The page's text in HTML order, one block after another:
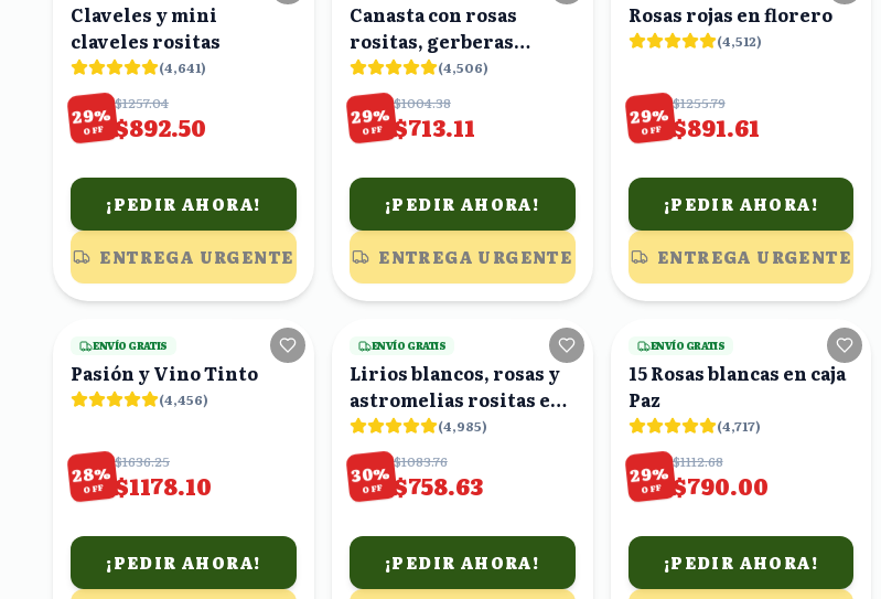
Claveles y mini
claveles rositas
(4,641)
29%
OFF
$1257.04
$892.50
¡PEDIR AHORA!
ENTREGA URGENTE
Canasta con rosas
rositas, gerberas
amarillas y astromelias
blancas
(4,506)
29%
OFF
$1004.38
$713.11
¡PEDIR AHORA!
ENTREGA URGENTE
Rosas rojas en florero
(4,512)
29%
OFF
$1255.79
$891.61
¡PEDIR AHORA!
ENTREGA URGENTE
16viendo
ENVÍO GRATIS
Pasión y Vino Tinto
(4,456)
28%
OFF
$1636.25
$1178.10
¡PEDIR AHORA!
19viendo
ENVÍO GRATIS
Lirios blancos, rosas y
astromelias rositas en
ramo
(4,985)
30%
OFF
$1083.76
$758.63
¡PEDIR AHORA!
18viendo
ENVÍO GRATIS
15 Rosas blancas en caja
Paz
(4,717)
29%
OFF
$1112.68
$790.00
¡PEDIR AHORA!